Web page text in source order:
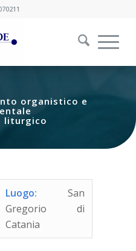
organistico e
liturgico
Luogo: San
Gregorio di
Catania